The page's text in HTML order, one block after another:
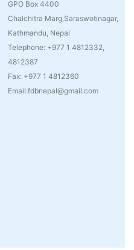
GPO Box 4400
Chalchitra Marg,Saraswotinagar,
Kathmandu, Nepal
Telephone: +977 1 4812332,
4812387
Fax: +977 1 4812360
Email:fdbnepal@gmail.com